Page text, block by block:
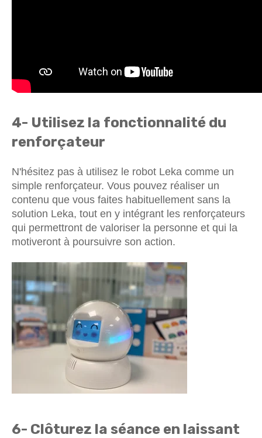
4- Utilisez la fonctionnalité du
renforçateur
N'hésitez pas à utilisez le robot Leka comme un
simple renforçateur. Vous pouvez réaliser un
contenu que vous faites habituellement sans la
solution Leka, tout en y intégrant les renforçateurs
qui permettront de valoriser la personne et qui la
motiveront à poursuivre son action.
6- Clôturez la séance en laissant